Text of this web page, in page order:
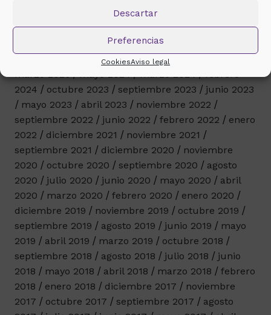
Descartar
Preferencias
CookiesAviso legal
marzo 2026 mayo 2024 marzo 2024
febrero
2024
octubre 2023 septiembre 2023
junio 2023
mayo 2023
abril 2023
noviembre 2022
septiembre 2022
junio 2022 febrero 2022
enero
2022
diciembre 2021
noviembre 2021
septiembre 2021
diciembre 2020
noviembre
2020
octubre 2020 septiembre 2020
agosto
2020
julio 2020 junio 2020 mayo 2020
abril
2020
marzo 2020 febrero 2020
enero 2020
diciembre 2019
noviembre 2019
octubre 2019
septiembre 2019
agosto 2019 junio 2019
mayo
2019
abril 2019 marzo 2019
octubre 2018
septiembre 2018
agosto 2018 julio 2018
junio
2018
mayo 2018 abril 2018 marzo 2018
febrero
2018
enero 2018 diciembre 2017
noviembre
2017
octubre 2017 septiembre 2017
agosto